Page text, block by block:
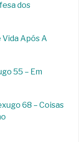
dos
Vida Após A
55 – Em
68 – Coisas